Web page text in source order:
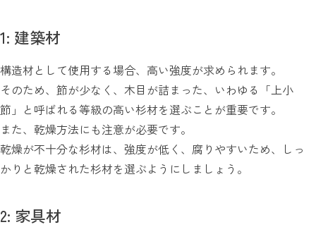
1: 建築材
構造材として使用する場合、高い強度が求められます。
そのため、節が少なく、木目が詰まった、いわゆる「上小
節」と呼ばれる等級の高い杉材を選ぶことが重要です。
また、乾燥方法にも注意が必要です。
乾燥が不十分な杉材は、強度が低く、腐りやすいため、しっ
かりと乾燥された杉材を選ぶようにしましょう。
2: 家具材